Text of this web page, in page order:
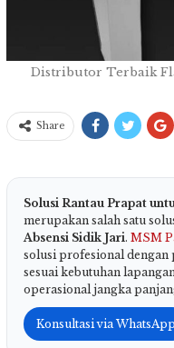
Distributor Terbaik
Share
Solusi Rantau Prapat
merupakan salah satu
Absensi Sidik Jari. MSM
solusi profesional dengan
sesuai kebutuhan
operasional jangka
Konsultasi via WhatsApp